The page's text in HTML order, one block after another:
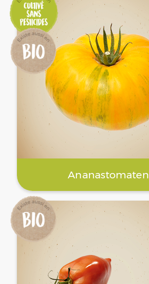
Ananastomaten